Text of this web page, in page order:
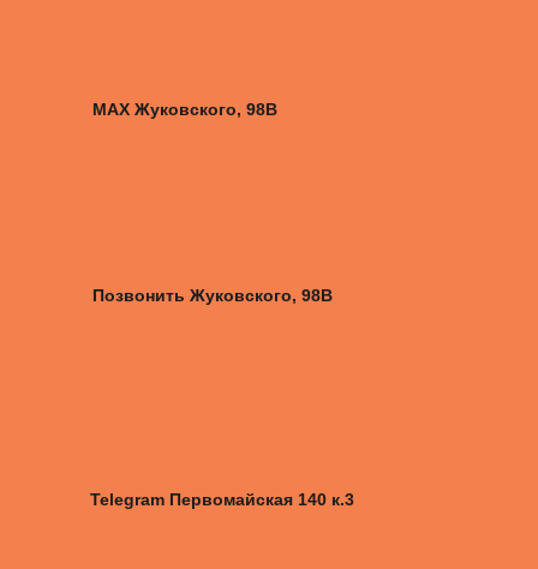
MAX Жуковского, 98B
Позвонить Жуковского, 98B
Telegram Первомайская 140 к.3